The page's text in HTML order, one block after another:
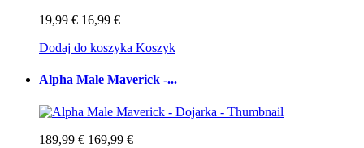
19,99 € 16,99 €
Dodaj do koszyka Koszyk
Alpha Male Maverick -...
189,99 € 169,99 €